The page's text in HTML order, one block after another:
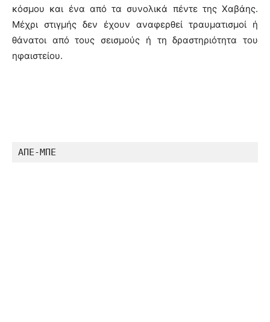
κόσμου και ένα από τα συνολικά πέντε της Χαβάης.
Μέχρι στιγμής δεν έχουν αναφερθεί τραυματισμοί ή
θάνατοι από τους σεισμούς ή τη δραστηριότητα του
ηφαιστείου.
ΑΠΕ-ΜΠΕ